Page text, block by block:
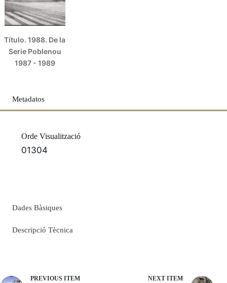
Título. 1988. De la
Serie Poblenou
1987 - 1989
Metadatos
Orde Visualització
01304
Dades Bàsiques
Descripció Tècnica
PREVIOUS ITEM NEXT ITEM